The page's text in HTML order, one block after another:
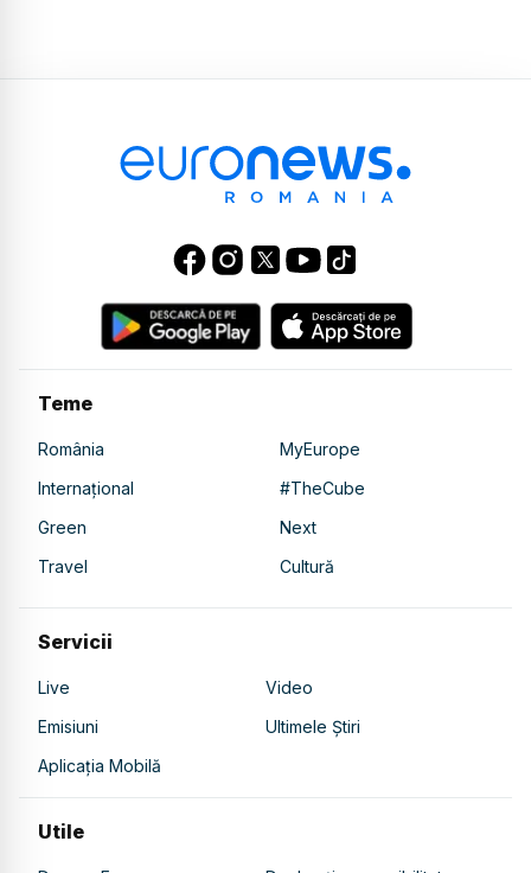
Teme
România
MyEurope
Internațional
#TheCube
Green
Next
Travel
Cultură
Servicii
Live
Video
Emisiuni
Ultimele Știri
Aplicația Mobilă
Utile